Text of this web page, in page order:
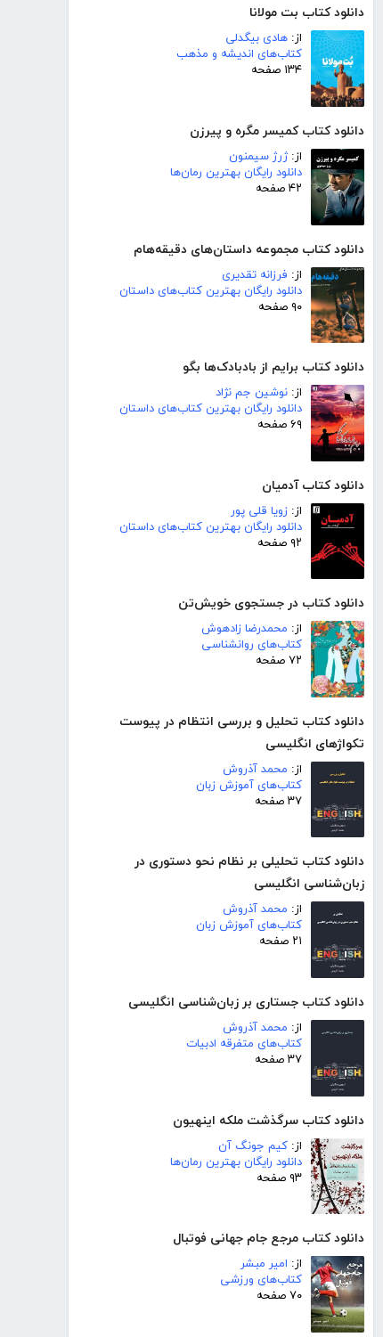
دانلود کتاب بت مولانا
از: هادی بیگدلی
کتاب‌های اندیشه و مذهب
۱۳۴ صفحه
دانلود کتاب کمیسر مگره و پیرزن
از:ژرژ سیمنون
دانلود رایگان بهترین رمان‌ها
۴۲ صفحه
دانلود کتاب مجموعه داستان‌های دقیقه‌هام
از: فرزانه تقدیری
دانلود رایگان بهترین کتاب‌های داستان
۹۰ صفحه
دانلود کتاب برایم از بادبادک‌ها بگو
از: نوشین جم نژاد
دانلود رایگان بهترین کتاب‌های داستان
۶۹ صفحه
دانلود کتاب آدمیان
از: زویا قلی پور
دانلود رایگان بهترین کتاب‌های داستان
۹۲ صفحه
دانلود کتاب در جستجوی خویش‌تن
از: محمدرضا زادهوش
کتاب‌های روانشناسی
۷۲ صفحه
دانلود کتاب تحلیل و بررسی انتظام در پیوست
تکواژهای انگلیسی
از: محمد آذروش
کتاب‌های آموزش زبان
۳۷ صفحه
دانلود کتاب تحلیلی بر نظام نحو دستوری در
زبان‌شناسی انگلیسی
از: محمد آذروش
کتاب‌های آموزش زبان
۲۱ صفحه
دانلود کتاب جستاری بر زبان‌شناسی انگلیسی
از: محمد آذروش
کتاب‌های متفرقه ادبیات
۳۷ صفحه
دانلود کتاب سرگذشت ملکه اینهیون
از: کیم جونگ آن
دانلود رایگان بهترین رمان‌ها
۹۳ صفحه
دانلود کتاب مرجع جام جهانی فوتبال
از: امیر مبشر
کتاب‌های ورزشی
۷۰ صفحه